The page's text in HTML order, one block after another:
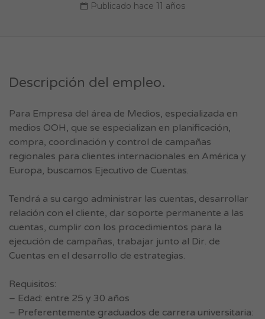
Publicado hace 11 años
Descripción del empleo.
Para Empresa del área de Medios, especializada en
medios OOH, que se especializan en planificación,
compra, coordinación y control de campañas
regionales para clientes internacionales en América y
Europa, buscamos Ejecutivo de Cuentas.
Tendrá a su cargo administrar las cuentas, desarrollar
relación con el cliente, dar soporte permanente a las
cuentas, cumplir con los procedimientos para la
ejecución de campañas, trabajar junto al Dir. de
Cuentas en el desarrollo de estrategias.
Requisitos:
– Edad: entre 25 y 30 años
– Preferentemente graduados de carrera universitaria: